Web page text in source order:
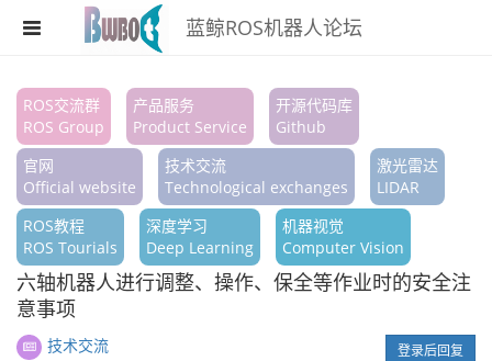
蓝鲸ROS机器人论坛
注册
登录
搜索
版块
话题
热门
ROS交流群
ROS Group
产品服务
Product Service
开源代码库
Github
官网
Official website
技术交流
Technological exchanges
激光雷达
LIDAR
ROS教程
ROS Tourials
深度学习
Deep Learning
机器视觉
Computer Vision
六轴机器人进行调整、操作、保全等作业时的安全注
意事项
技术交流 登录后回复